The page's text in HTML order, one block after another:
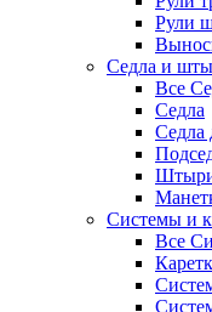
Рули
Седла и
Все
Седла
Седла
Системы и
Все